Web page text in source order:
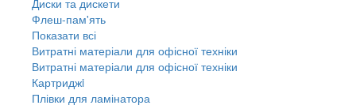
Флеш-пам'ять
Показати всі
Витратні матеріали для офісної техніки
Витратні матеріали для офісної техніки
Картриджi
Плівки для ламінатора